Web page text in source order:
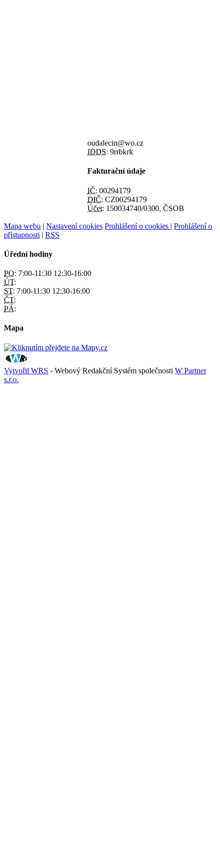
oudalecin@wo.cz
IDDS: 9rrbkrk
Fakturační údaje
IČ: 00294179
DIČ: CZ00294179
Účet: 150034740/0300, ČSOB
Mapa webu | Nastavení cookies Prohlášení o cookies | Prohlášení o
přístupnosti | RSS
Úřední hodiny
PO: 7:00-11:30 12:30-16:00
ÚT:
ST: 7:00-11:30 12:30-16:00
ČT:
PÁ:
Mapa
Vytvořil WRS - Webový Redakční Systém společnosti W Partner
s.r.o.